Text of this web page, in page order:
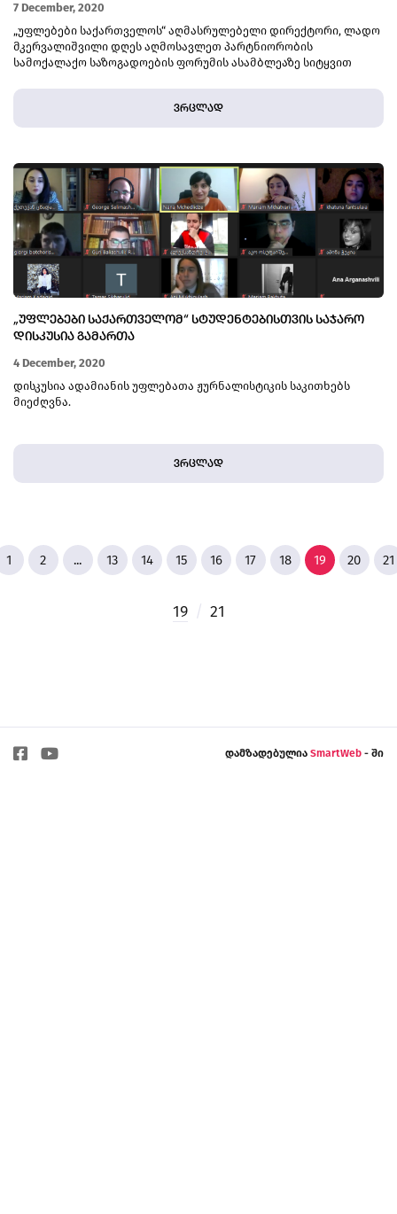
7 December, 2020
„უფლებები საქართველოს“ აღმასრულებელი დირექტორი, ლადო
მკერვალიშვილი დღეს აღმოსავლეთ პარტნიორობის
სამოქალაქო საზოგადოების ფორუმის ასამბლეაზე სიტყვით
ვრცლად
„ᲣᲤᲚᲔᲑᲔᲑᲘ ᲡᲐᲥᲐᲠᲗᲕᲔᲚᲝᲛ“ ᲡᲢᲣᲓᲔᲜᲢᲔᲑᲘᲡᲗᲕᲘᲡ ᲡᲐᲯᲐᲠᲝ
ᲓᲘᲡᲙᲣᲡᲘᲐ ᲒᲐᲛᲐᲠᲗᲐ
4 December, 2020
დისკუსია ადამიანის უფლებათა ჟურნალისტიკის საკითხებს
მიეძღვნა.
ვრცლად
1 2 ... 13 14 15 16 17 18 19 20 21
19 / 21
დამზადებულია SmartWeb - ში